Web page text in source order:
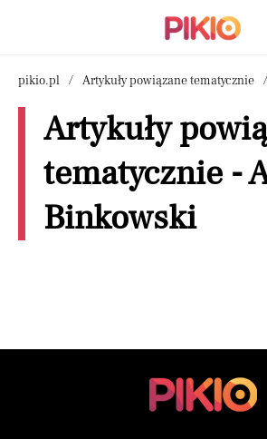
pikio.pl Artykuły powiązane tematycznie
Artykuły
tematycznie -
Binkowski